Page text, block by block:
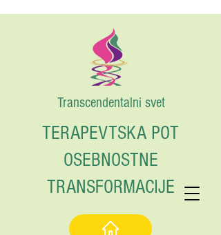
Transcendentalni svet
TERAPEVTSKA POT
OSEBNOSTNE
TRANSFORMACIJE